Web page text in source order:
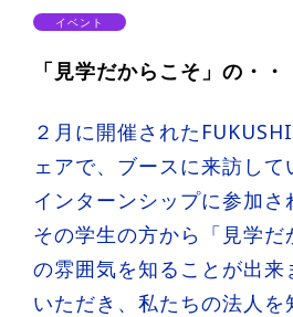
イベント
「見学だからこそ」の・・
２月に開催された
ェアで、ブースに来訪し
インターンシップに参加さ
その学生の方から「見学
の雰囲気を知ることが出来
いただき、私たちの法人を